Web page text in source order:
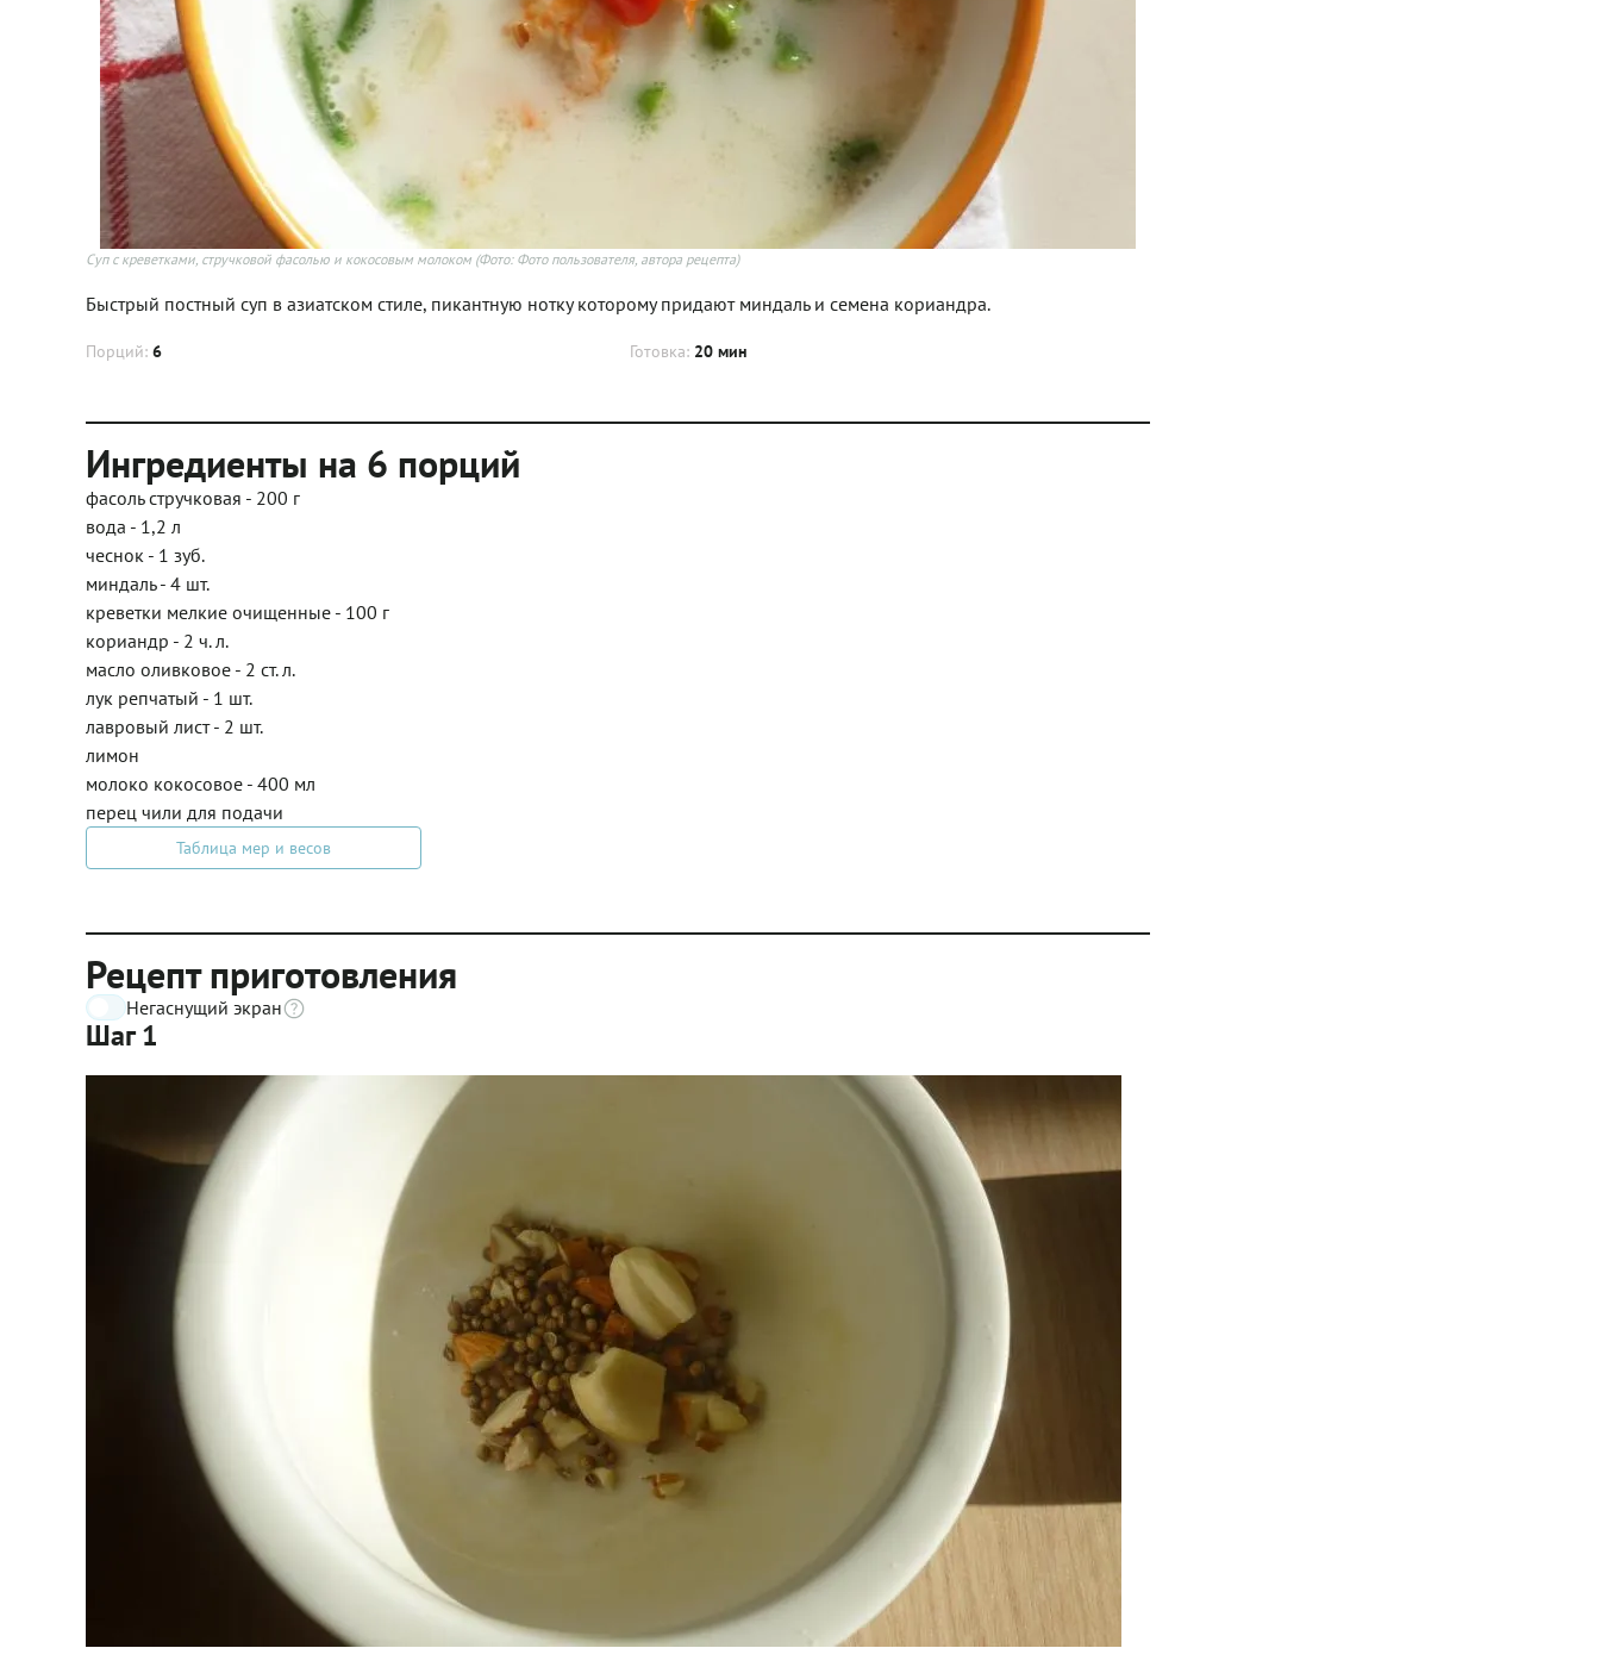
Суп с креветками, стручковой фасолью и кокосовым молоком (Фото: Фото пользователя, автора рецепта)
Быстрый постный суп в азиатском стиле, пикантную нотку которому придают миндаль и семена кориандра.
Порций: 6 Готовка: 20 мин
Ингредиенты на 6 порций
фасоль стручковая - 200 г
вода - 1,2 л
чеснок - 1 зуб.
миндаль - 4 шт.
креветки мелкие очищенные - 100 г
кориандр - 2 ч. л.
масло оливковое - 2 ст. л.
лук репчатый - 1 шт.
лавровый лист - 2 шт.
лимон
молоко кокосовое - 400 мл
перец чили для подачи
Таблица мер и весов
Рецепт приготовления
Негаснущий экран
Шаг 1